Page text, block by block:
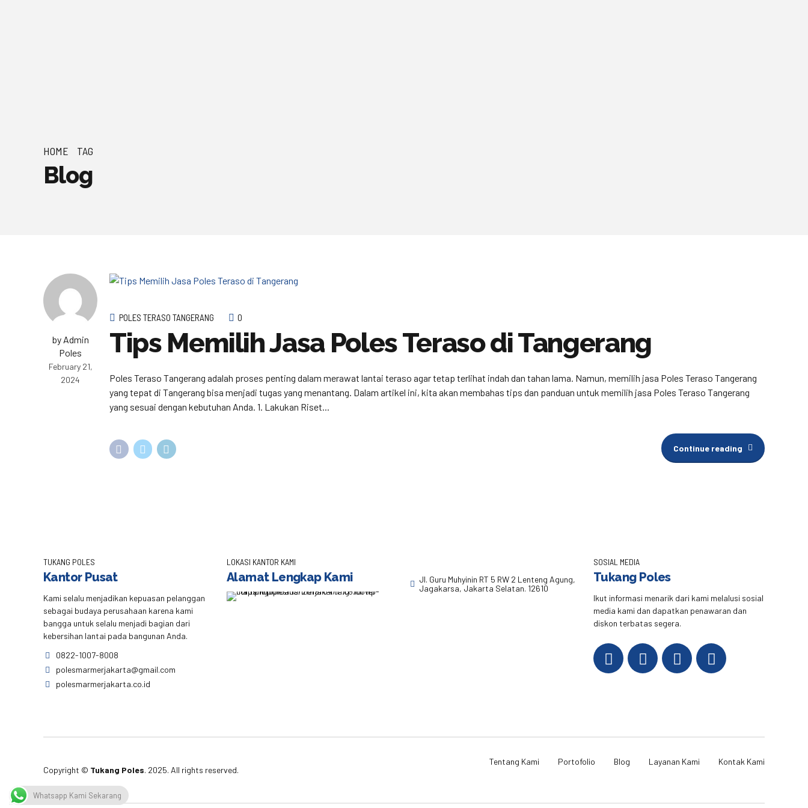
HOME TAG
Blog
by Admin
Poles
February 21,
2024
POLES TERASO TANGERANG 0
Tips Memilih Jasa Poles Teraso di Tangerang
Poles Teraso Tangerang adalah proses penting dalam merawat lantai teraso agar tetap terlihat indah dan tahan lama. Namun, memilih jasa Poles Teraso Tangerang
yang tepat di Tangerang bisa menjadi tugas yang menantang. Dalam artikel ini, kita akan membahas tips dan panduan untuk memilih jasa Poles Teraso Tangerang
yang sesuai dengan kebutuhan Anda. 1. Lakukan Riset...
Continue reading
TUKANG POLES
Kantor Pusat
Kami selalu menjadikan kepuasan pelanggan
sebagai budaya perusahaan karena kami
bangga untuk selalu menjadi bagian dari
kebersihan lantai pada bangunan Anda.
0822-1007-8008
polesmarmerjakarta@gmail.com
polesmarmerjakarta.co.id
LOKASI KANTOR KAMI
Alamat Lengkap Kami
Jl. Guru Muhyinin RT 5 RW 2 Lenteng Agung,
Jagakarsa, Jakarta Selatan. 12610
SOSIAL MEDIA
Tukang Poles
Ikut informasi menarik dari kami melalusi sosial
media kami dan dapatkan penawaran dan
diskon terbatas segera.
Copyright © Tukang Poles. 2025. All rights reserved.
Tentang Kami Portofolio Blog Layanan Kami Kontak Kami
Whatsapp Kami Sekarang